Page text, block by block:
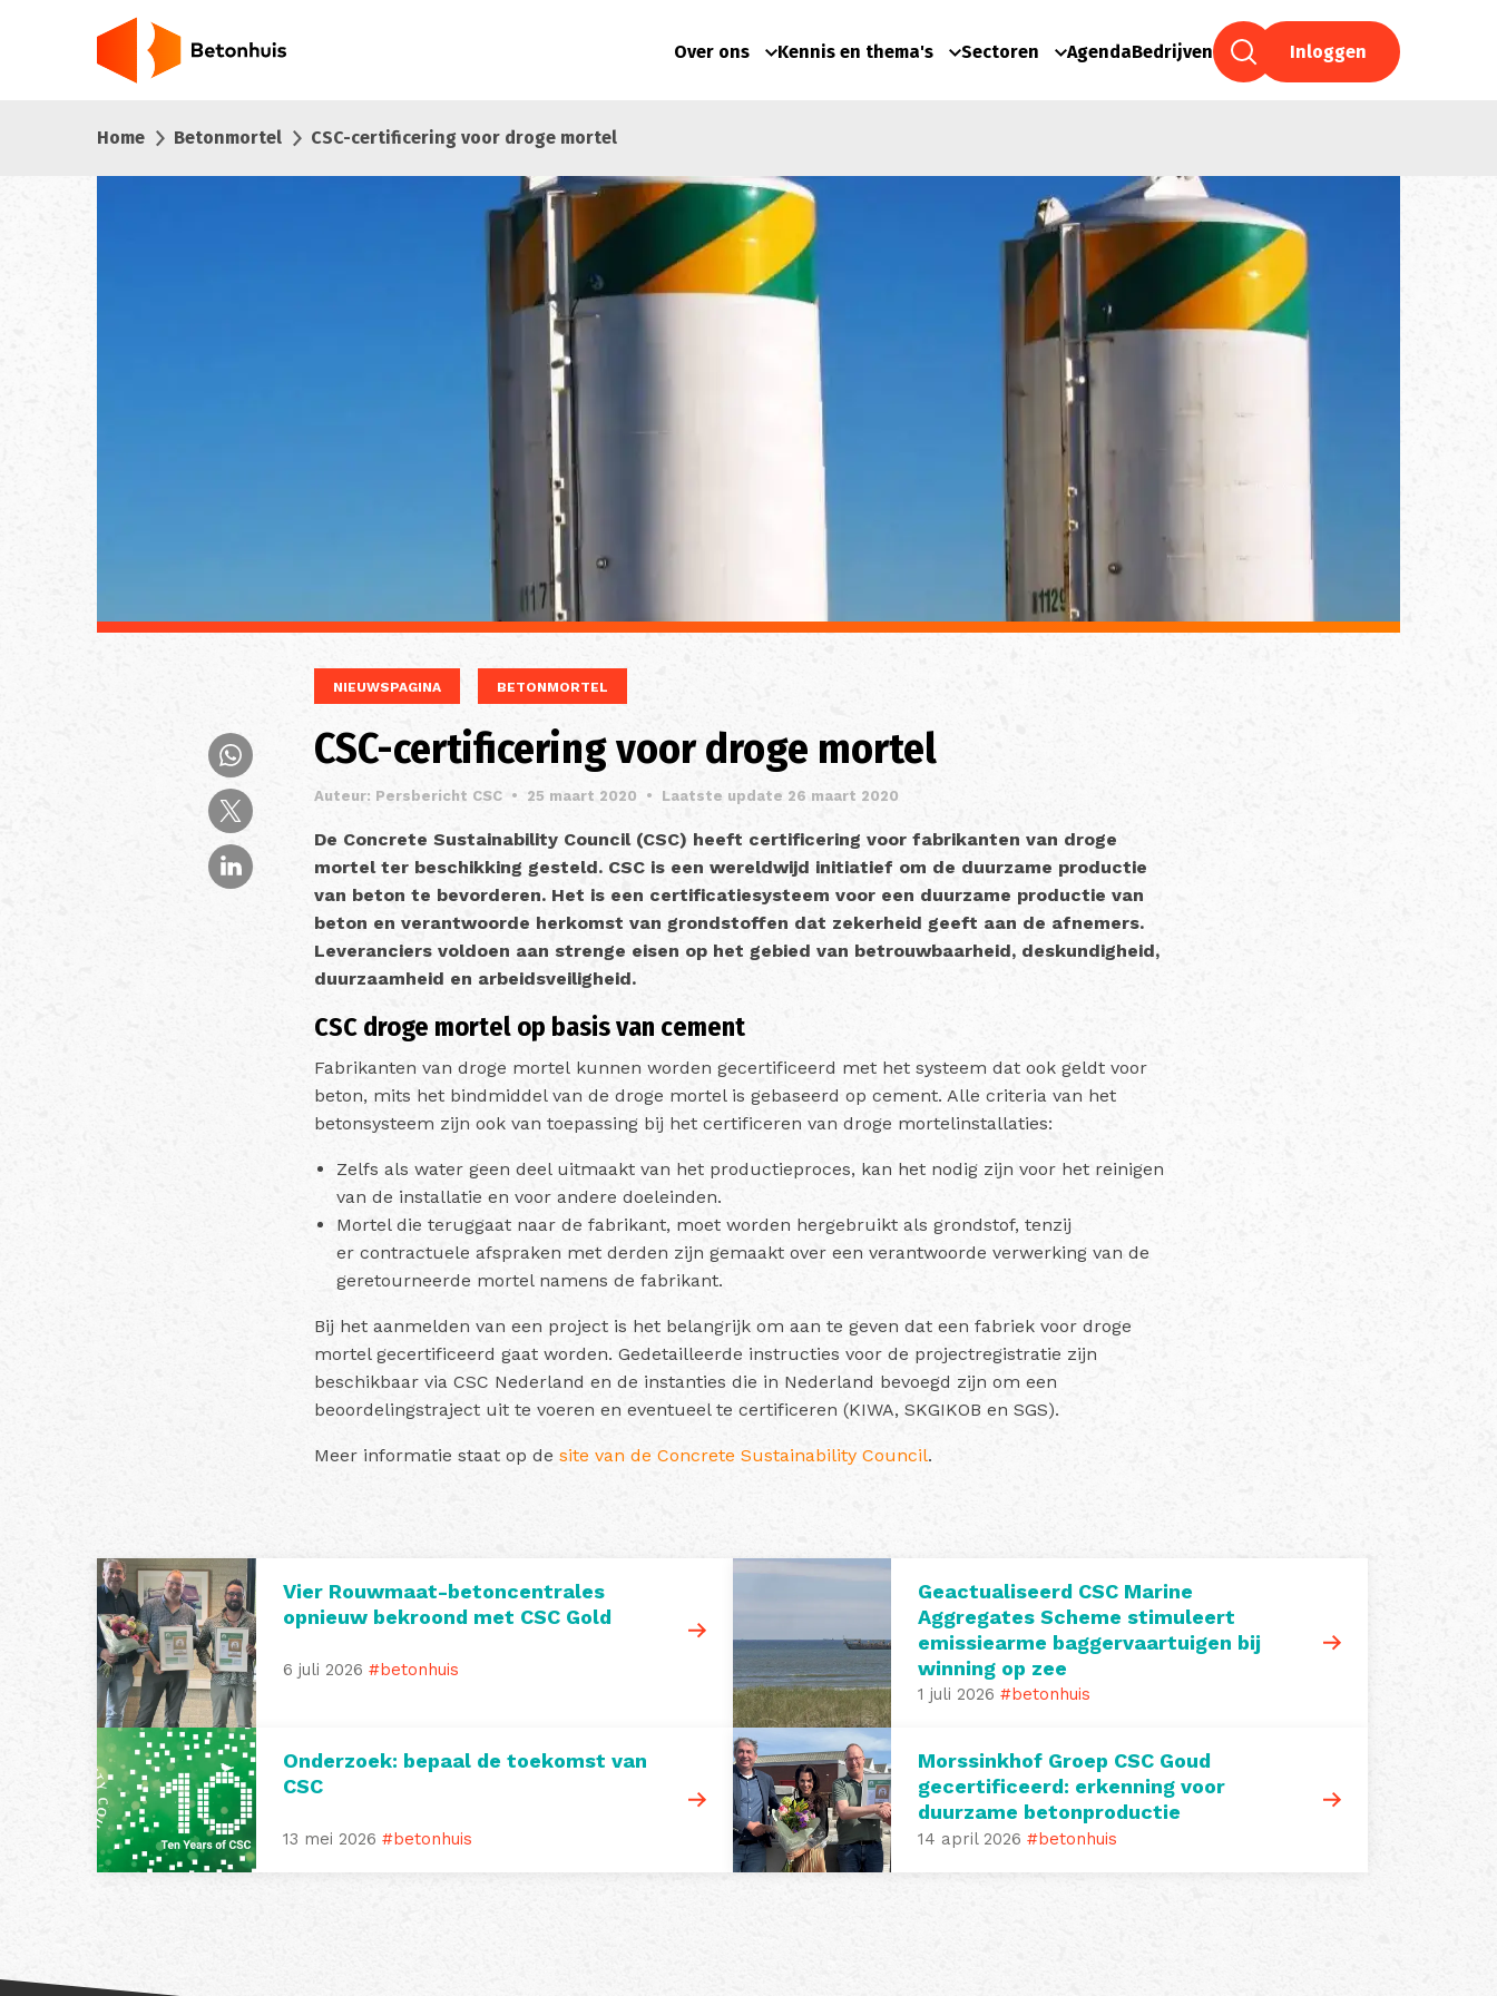
Over ons Kennis en thema's Sectoren AgendaBedrijven Inloggen
Home Betonmortel CSC-certificering voor droge mortel
NIEUWSPAGINA BETONMORTEL
CSC-certificering voor droge mortel
Auteur: Persbericht CSC • 25 maart 2020 • Laatste update 26 maart 2020
De Concrete Sustainability Council (CSC) heeft certificering voor fabrikanten van droge
mortel ter beschikking gesteld. CSC is een wereldwijd initiatief om de duurzame productie
van beton te bevorderen. Het is een certificatiesysteem voor een duurzame productie van
beton en verantwoorde herkomst van grondstoffen dat zekerheid geeft aan de afnemers.
Leveranciers voldoen aan strenge eisen op het gebied van betrouwbaarheid, deskundigheid,
duurzaamheid en arbeidsveiligheid.
CSC droge mortel op basis van cement
Fabrikanten van droge mortel kunnen worden gecertificeerd met het systeem dat ook geldt voor
beton, mits het bindmiddel van de droge mortel is gebaseerd op cement. Alle criteria van het
betonsysteem zijn ook van toepassing bij het certificeren van droge mortelinstallaties:
Zelfs als water geen deel uitmaakt van het productieproces, kan het nodig zijn voor het reinigen
van de installatie en voor andere doeleinden.
Mortel die teruggaat naar de fabrikant, moet worden hergebruikt als grondstof, tenzij
er contractuele afspraken met derden zijn gemaakt over een verantwoorde verwerking van de
geretourneerde mortel namens de fabrikant.
Bij het aanmelden van een project is het belangrijk om aan te geven dat een fabriek voor droge
mortel gecertificeerd gaat worden. Gedetailleerde instructies voor de projectregistratie zijn
beschikbaar via CSC Nederland en de instanties die in Nederland bevoegd zijn om een
beoordelingstraject uit te voeren en eventueel te certificeren (KIWA, SKGIKOB en SGS).
Meer informatie staat op de site van de Concrete Sustainability Council.
Vier Rouwmaat-betoncentrales
opnieuw bekroond met CSC Gold
6 juli 2026 #betonhuis
Geactualiseerd CSC Marine
Aggregates Scheme stimuleert
emissiearme baggervaartuigen bij
winning op zee
1 juli 2026 #betonhuis
Onderzoek: bepaal de toekomst van
CSC
13 mei 2026 #betonhuis
Morssinkhof Groep CSC Goud
gecertificeerd: erkenning voor
duurzame betonproductie
14 april 2026 #betonhuis